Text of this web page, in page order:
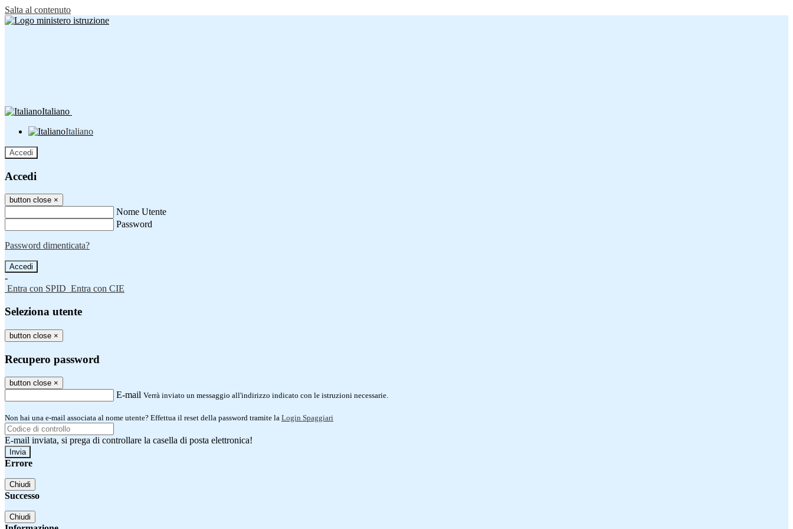
Salta al contenuto
Italiano
Italiano
Accedi
Accedi
button close ×
Nome Utente
Password
Password dimenticata?
-
Entra con SPID Entra con CIE
Seleziona utente
button close ×
Recupero password
button close ×
E-mail Verrà inviato un messaggio all'indirizzo indicato con le istruzioni necessarie.
Non hai una e-mail associata al nome utente? Effettua il reset della password tramite la Login Spaggiari
E-mail inviata, si prega di controllare la casella di posta elettronica!
Errore
Chiudi
Successo
Chiudi